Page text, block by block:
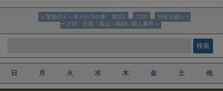
< 芙蓉の人～富士山頂の妻 第5話 TOP
狩矢父娘シリ
ーズ16 京都・嵐山～鵜飼い殺人事件 >
日 月 火 水 木 金 土 他